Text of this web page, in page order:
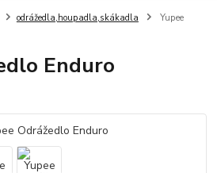
odrážedla,houpadla,skákadla
Yupee
Enduro